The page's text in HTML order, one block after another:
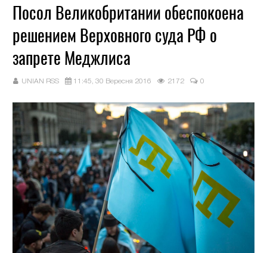
Посол Великобритании обеспокоена
решением Верховного суда РФ о
запрете Меджлиса
UNIAN RSS 11:45, 30 Вересня 2016 2172 0